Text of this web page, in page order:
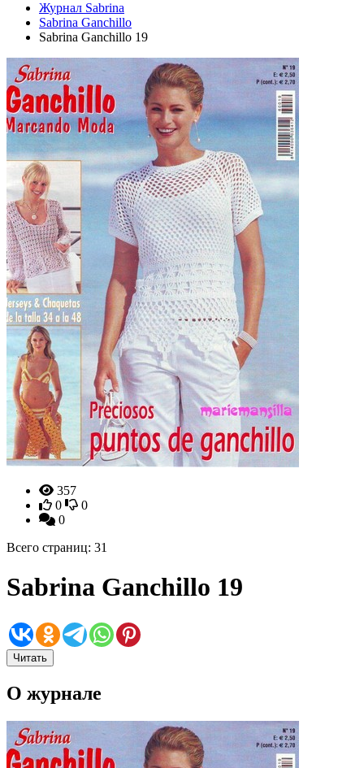
Журнал Sabrina
Sabrina Ganchillo
Sabrina Ganchillo 19
357
0
0
0
Всего страниц: 31
Sabrina Ganchillo 19
Читать
О журнале